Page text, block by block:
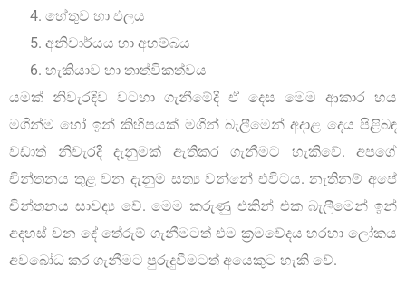
හේතුව හා ඵලය
අනිවාර්යය හා අහම්බය
හැකියාව හා තාත්විකත්වය
යමක් නිවැරදිව වටහා ගැනීමේදී ඒ දෙස මෙම ආකාර හය
මගින්ම හෝ ඉන් කිහිපයක් මගින් බැලීමෙන් අදාළ දෙය පිළිබඳ
වඩාත් නිවැරදි දැනුමක් ඇතිකර ගැනීමට හැකිවේ. අපගේ
චින්තනය තුළ වන දැනුම සත්‍ය වන්නේ එවිටය. නැතිනම් අපේ
චින්තනය සාවද්‍ය වේ. මෙම කරුණු එකින් එක බැලීමෙන් ඉන්
අදහස් වන දේ තේරුම් ගැනීමටත් එම ක්‍රමවේදය හරහා ලෝකය
අවබෝධ කර ගැනීමට පුරුදුවීමටත් අයෙකුට හැකි වේ.